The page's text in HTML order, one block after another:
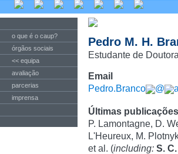
o que é o caup?
órgãos sociais
<< equipa
avaliação
parcerias
imprensa
Pedro M. H.
Estudante de
Email
Pedro.Branco
@
Últimas
P. Lamontagne, D.
L'Heureux, M.
et al. (including: S.